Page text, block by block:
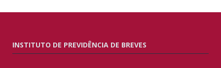
INSTITUTO DE PREVIDÊNCIA DE BREVES